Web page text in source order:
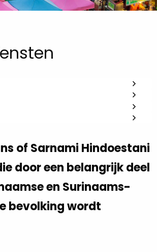
of Sarnami Hindoestani
door een belangrijk deel
en Surinaams-
bevolking wordt